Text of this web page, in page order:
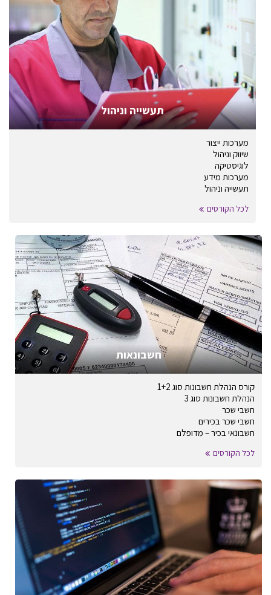
תעשייה וניהול
מערכות ייצור
שיווק וניהול
לוגיסטיקה
מערכות מידע
תעשייה וניהול
לכל הקורסים
חשבונאות
קורס הנהלת חשבונות סוג 1+2
הנהלת חשבונות סוג 3
חשבי שכר
חשבי שכר בכירים
חשבונאי בכיר – מדופלם
לכל הקורסים